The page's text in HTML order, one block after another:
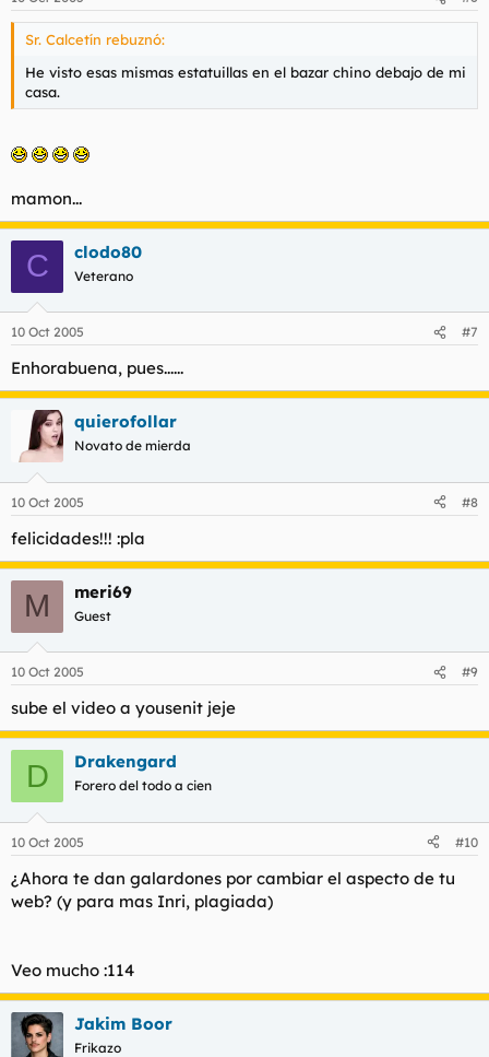
Sr. Calcetín rebuznó:
He visto esas mismas estatuillas en el bazar chino debajo de mi
casa.
mamon...
C clodo80
Veterano
10 Oct 2005 #7
Enhorabuena, pues......
quierofollar
Novato de mierda
10 Oct 2005 #8
felicidades!!! :pla
M meri69
Guest
10 Oct 2005 #9
sube el video a yousenit jeje
D Drakengard
Forero del todo a cien
10 Oct 2005 #10
¿Ahora te dan galardones por cambiar el aspecto de tu
web? (y para mas Inri, plagiada)
Veo mucho :114
Jakim Boor
Frikazo